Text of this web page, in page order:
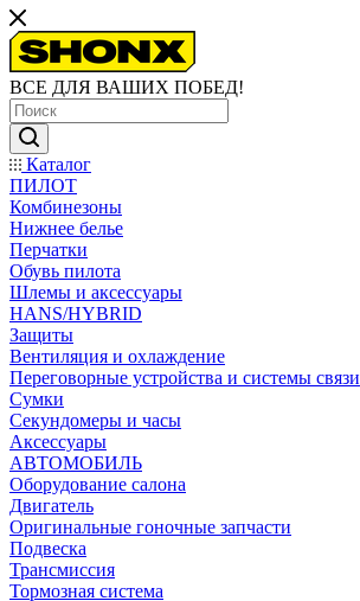
ВСЕ ДЛЯ ВАШИХ ПОБЕД!
Каталог
ПИЛОТ
Комбинезоны
Нижнее белье
Перчатки
Обувь пилота
Шлемы и аксессуары
HANS/HYBRID
Защиты
Вентиляция и охлаждение
Переговорные устройства и системы связи
Сумки
Секундомеры и часы
Аксессуары
АВТОМОБИЛЬ
Оборудование салона
Двигатель
Оригинальные гоночные запчасти
Подвеска
Трансмиссия
Тормозная система